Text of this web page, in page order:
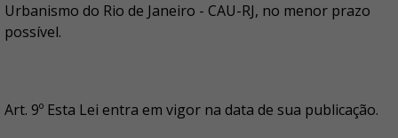
Urbanismo do Rio de Janeiro - CAU-RJ, no menor prazo
possível.
Art. 9º Esta Lei entra em vigor na data de sua publicação.